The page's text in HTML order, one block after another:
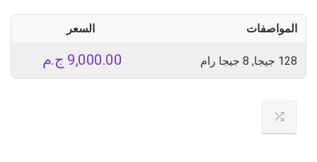
المواصفات السعر
128 جيجا, 8 جيجا رام ج.م 9,000.00